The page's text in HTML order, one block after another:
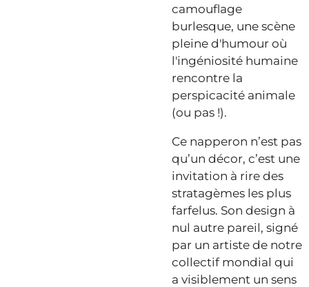
camouflage
burlesque, une scène
pleine d'humour où
l'ingéniosité humaine
rencontre la
perspicacité animale
(ou pas !).
Ce napperon n’est pas
qu’un décor, c’est une
invitation à rire des
stratagèmes les plus
farfelus. Son design à
nul autre pareil, signé
par un artiste de notre
collectif mondial qui
a visiblement un sens